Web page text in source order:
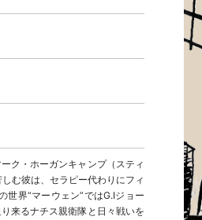
ク・ホーガンキャンプ（スティ
む彼は、セラピー代わりにフィ
世界“マーウェン”ではG.Iジョー
来るナチス親衛隊と日々戦いを